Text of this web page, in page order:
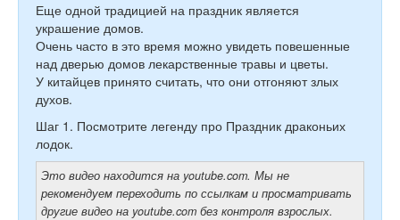
Еще одной традицией на праздник является
украшение домов.
Очень часто в это время можно увидеть повешенные
над дверью домов лекарственные травы и цветы.
У китайцев принято считать, что они отгоняют злых
духов.
Шаг 1. Посмотрите легенду про Праздник драконьих
лодок.
Это видео находится на youtube.com. Мы не
рекомендуем переходить по ссылкам и просматривать
другие видео на youtube.com без контроля взрослых.